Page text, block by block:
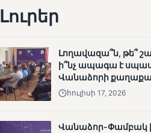
Շարունակվում
Փամբակ գետում
անհետացած
Լուրեր
Լողավազա՞ն, թե՞
ի՞նչ ապագա է
Վանաձորի
հուլիսի 17, 2026
Վանաձոր-Փամբակ